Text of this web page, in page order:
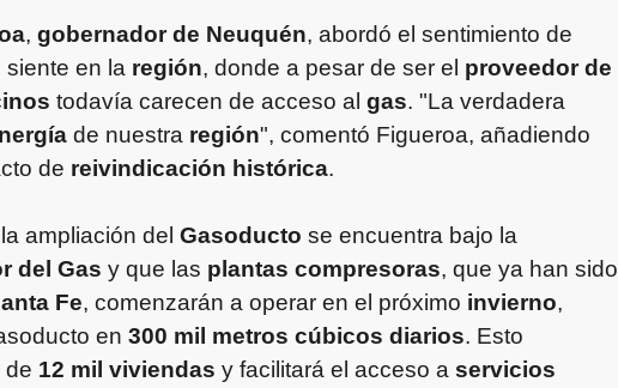
, gobernador de Neuquén, abordó el sentimiento de
en la región, donde a pesar de ser el proveedor de
todavía carecen de acceso al gas. "La verdadera
de nuestra región", comentó Figueroa, añadiendo
de reivindicación histórica.
ampliación del Gasoducto se encuentra bajo la
del Gas y que las plantas compresoras, que ya han sido
Fe, comenzarán a operar en el próximo invierno,
en 300 mil metros cúbicos diarios. Esto
de 12 mil viviendas y facilitará el acceso a servicios